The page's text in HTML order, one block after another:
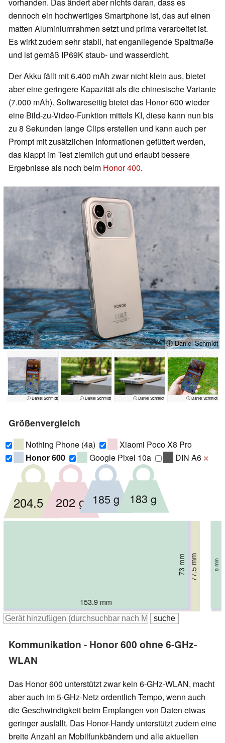
dennoch ein hochwertiges Smartphone ist, das auf einen
matten Aluminiumrahmen setzt und prima verarbeitet ist.
Es wirkt zudem sehr stabil, hat enganliegende Spaltmaße
und ist gemäß IP69K staub- und wasserdicht.
Der Akku fällt mit 6.400 mAh zwar nicht klein aus, bietet
aber eine geringere Kapazität als die chinesische Variante
(7.000 mAh). Softwareseitig bietet das Honor 600 wieder
eine Bild-zu-Video-Funktion mittels KI, diese kann nun bis
zu 8 Sekunden lange Clips erstellen und kann auch per
Prompt mit zusätzlichen Informationen gefüttert werden,
das klappt im Test ziemlich gut und erlaubt bessere
Ergebnisse als noch beim Honor 400.
ⓘ Daniel Schmidt
ⓘ Daniel Schmidt ⓘ Daniel Schmidt ⓘ Daniel Schmidt ⓘ Daniel Schmidt
Größenvergleich
Nothing Phone (4a)
Xiaomi Poco X8 Pro
Honor 600
Google Pixel 10a DIN A6 ❌
163.9 mm
77.5 mm 8.5 mm
204.5 g
157.5 mm
75.2 mm 8.4 mm
202 g
156 mm
74.7 mm 7.8 mm
185 g
153.9 mm
73 mm 9 mm
183 g
Kommunikation - Honor 600 ohne 6-GHz-
WLAN
Das Honor 600 unterstützt zwar kein 6-GHz-WLAN, macht
aber auch im 5-GHz-Netz ordentlich Tempo, wenn auch
die Geschwindigkeit beim Empfangen von Daten etwas
geringer ausfällt. Das Honor-Handy unterstützt zudem eine
breite Anzahl an Mobilfunkbändern und alle aktuellen